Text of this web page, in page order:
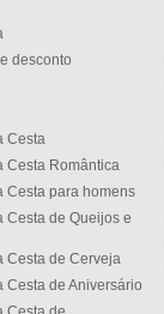
desconto
Cesta
Cesta Romântica
Cesta para homens
Cesta de Queijos e
Cesta de Cerveja
Cesta de Aniversário